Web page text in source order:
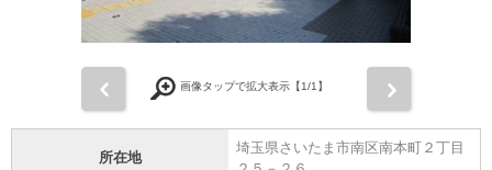
画像タップで拡大表示【1/1】
所在地
埼玉県さいたま市南区南本町２丁目